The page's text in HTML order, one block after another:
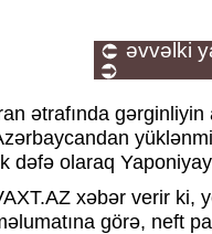
əvvəlki
ətrafında gərginliyin
dəfə olaraq
xəbər verir ki,
görə, neft